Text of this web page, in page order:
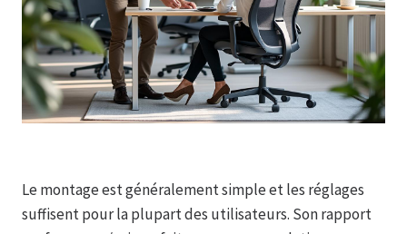
Le montage est généralement simple et les réglages
suffisent pour la plupart des utilisateurs. Son rapport